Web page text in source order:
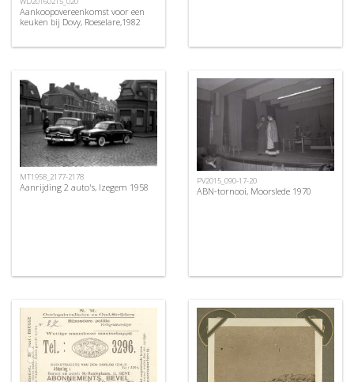
Aankoopovereenkomst voor een
keuken bij Dovy, Roeselare,1982
MT1958_2177-2178
Aanrijding 2 auto's, Izegem 1958
PV2015_090-17-20
ABN-tornooi, Moorslede 1970